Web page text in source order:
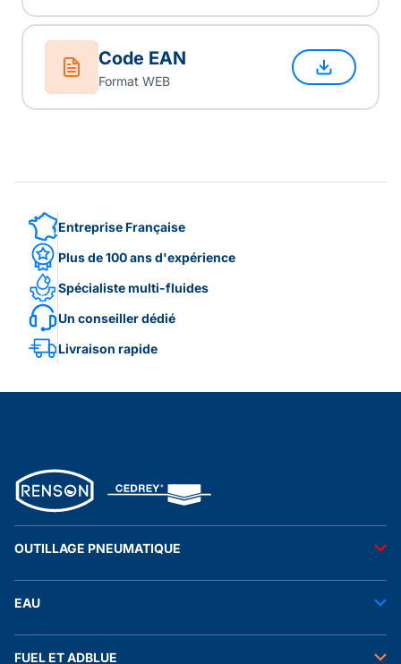
Code EAN
Format WEB
Entreprise Française
Plus de 100 ans d'expérience
Spécialiste multi-fluides
Un conseiller dédié
Livraison rapide
OUTILLAGE PNEUMATIQUE
Accessoires pneumatiques
EAU
Tuyaux
FUEL ET ADBLUE